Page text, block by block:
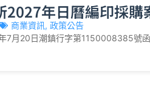
2027年日曆編印採購
商業資訊, 政策公告
7月20日潮鎮行字第1150008385號